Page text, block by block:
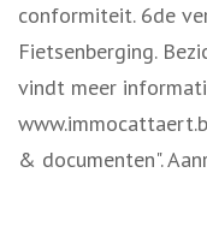
conformiteit. 6de
Fietsenberging.
vindt meer
& documenten".